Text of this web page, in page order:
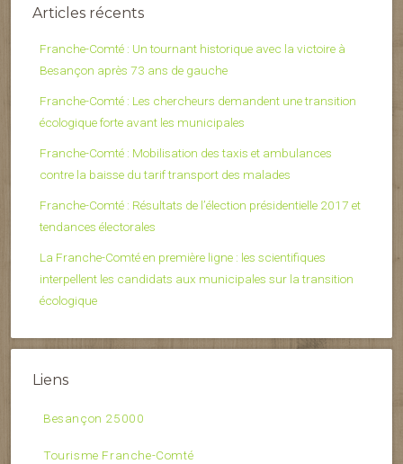
Articles récents
Franche-Comté : Un tournant historique avec la victoire à
Besançon après 73 ans de gauche
Franche-Comté : Les chercheurs demandent une transition
écologique forte avant les municipales
Franche-Comté : Mobilisation des taxis et ambulances
contre la baisse du tarif transport des malades
Franche-Comté : Résultats de l’élection présidentielle 2017 et
tendances électorales
La Franche-Comté en première ligne : les scientifiques
interpellent les candidats aux municipales sur la transition
écologique
Liens
Besançon 25000
Tourisme Franche-Comté